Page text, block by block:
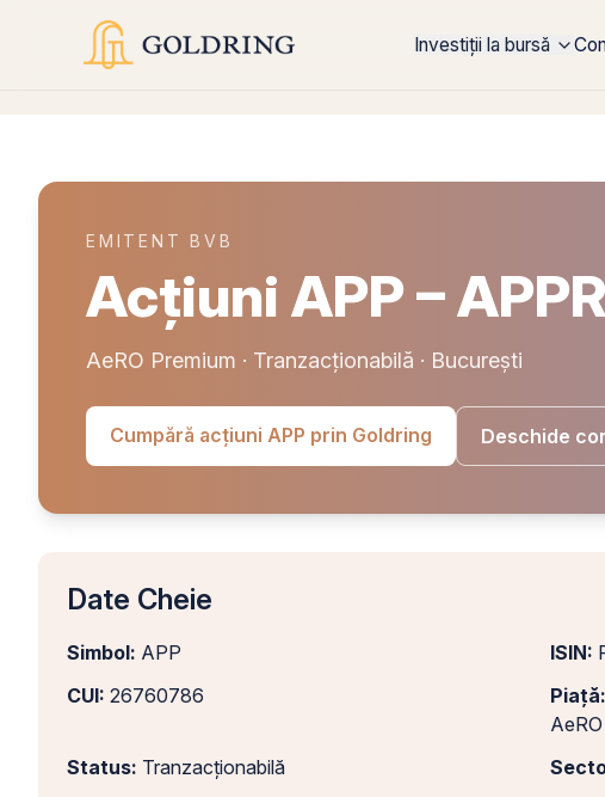
Investiții la bursă
EMITENT BVB
Acțiuni APP –
AeRO Premium · Tranzacționabilă · București
Cumpără acțiuni APP prin Goldring Deschide
Date Cheie
Simbol: APP ISIN:
CUI: 26760786 Piață:
Status: Tranzacționabilă